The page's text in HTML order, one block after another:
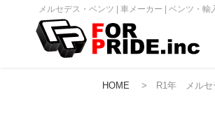
メルセデス・ベンツ | 車メーカー | ベンツ・
HOME > R1年 メルセデ